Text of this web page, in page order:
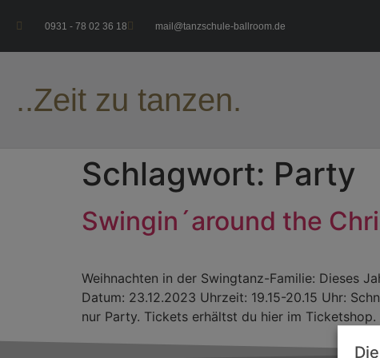
0931 - 78 02 36 18 mail@tanzschule-ballroom.de
..Zeit zu tanzen.
Schlagwort: Party
Swingin´around the
Weihnachten in der Swingtanz-Familie: Dieses
Datum: 23.12.2023 Uhrzeit: 19.15-20.15 Uhr:
nur Party. Tickets erhältst du hier im